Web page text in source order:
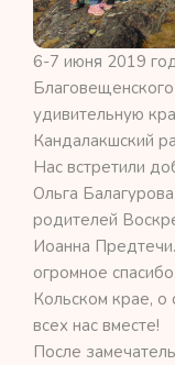
6-7 июня 2019
удивительную
Кандалакшский
Нас встретили
Ольга
родителей
Иоанна
огромное
Кольском крае,
всех нас вместе!
После